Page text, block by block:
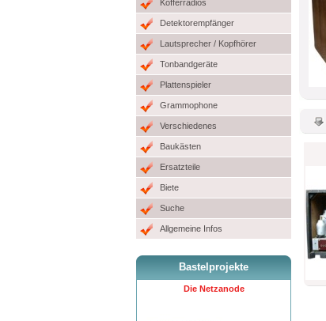
Kofferradios
Detektorempfänger
Lautsprecher / Kopfhörer
Tonbandgeräte
Plattenspieler
Grammophone
Verschiedenes
Baukästen
Ersatzteile
Biete
Suche
Allgemeine Infos
Bastelprojekte
Die Netzanode